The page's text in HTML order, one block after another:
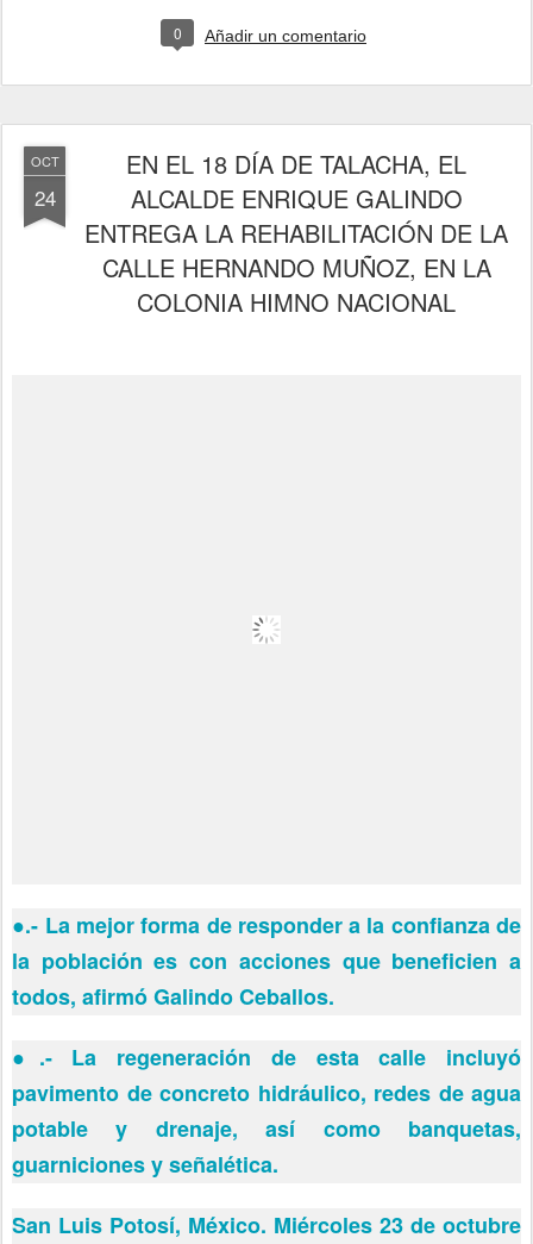
0 Añadir un comentario
OCT
24
EN EL 18 DÍA DE TALACHA, EL
ALCALDE ENRIQUE GALINDO
ENTREGA LA REHABILITACIÓN DE LA
CALLE HERNANDO MUÑOZ, EN LA
COLONIA HIMNO NACIONAL
●.- La mejor forma de responder a la confianza de
la población es con acciones que beneficien a
todos, afirmó Galindo Ceballos.
● .- La regeneración de esta calle incluyó
pavimento de concreto hidráulico, redes de agua
potable y drenaje, así como banquetas,
guarniciones y señalética.
San Luis Potosí, México. Miércoles 23 de octubre